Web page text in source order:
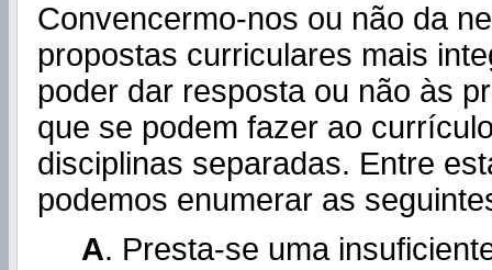
Convencermo-nos ou não da
propostas curriculares mais
poder dar resposta ou não às
que se podem fazer ao
disciplinas separadas. Entre
podemos enumerar as
A. Presta-se uma